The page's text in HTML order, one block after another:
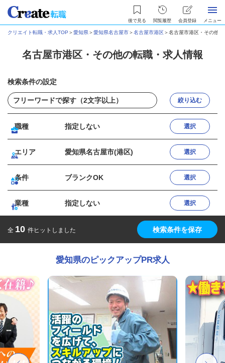
後で見る 閲覧履歴 会員登録 メニュー
クリエイト転職・求人TOP ＞愛知県＞愛知県名古屋市＞名古屋市港区＞名古屋市港区・その他
名古屋市港区・その他の転職・求人情報
検索条件の設定
絞り込む
職種 指定しない 選択
エリア 愛知県名古屋市(港区) 選択
条件 ブランクOK 選択
業種 指定しない 選択
全 10 件ヒットしました 検索条件を保存
愛知県のピックアップPR求人